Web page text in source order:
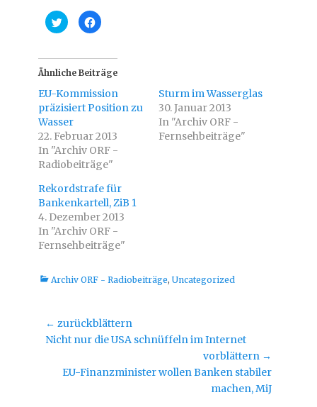
K
l
,
u
m
b
e
r
T
w
i
t
t
e
u
t
e
i
l
e
n
(
r
d
u
e
m
n
s
K
l
,
u
m
u
f
F
c
e
b
o
o
k
u
t
e
i
l
e
n
(
r
d
e
u
e
m
n
s
Ähnliche Beiträge
EU-Kommission
präzisiert Position zu
Wasser
22. Februar 2013
In "Archiv ORF -
Radiobeiträge"
Sturm im Wasserglas
30. Januar 2013
In "Archiv ORF -
Fernsehbeiträge"
Rekordstrafe für
Bankenkartell, ZiB 1
4. Dezember 2013
In "Archiv ORF -
Fernsehbeiträge"
Kategorien
Archiv ORF - Radiobeiträge, Uncategorized
Beitragsnavigation
← zurückblättern
Vorheriger
Nicht nur die USA schnüffeln im Internet
vorblättern →
Nächster
EU-Finanzminister wollen Banken stabiler
machen, MiJ